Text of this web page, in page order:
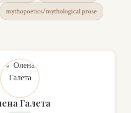
mythopoetics/mythological prose
Галета